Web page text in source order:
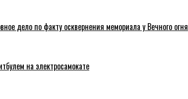
дело по факту осквернения мемориала у Вечного огня
на электросамокате